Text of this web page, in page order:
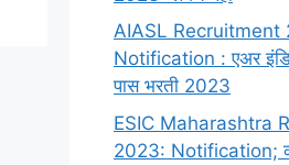
AIASL Recruitment
Notification : एअर
पास भरती 2023
ESIC Maharashtra
2023: Notification;